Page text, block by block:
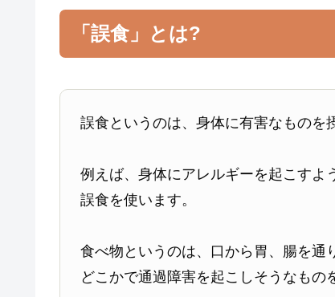
「誤食」とは?
誤食というのは、身体に有害なものを
例えば、身体にアレルギーを起こすよ
誤食を使います。
食べ物というのは、口から胃、腸を通
どこかで通過障害を起こしそうなもの